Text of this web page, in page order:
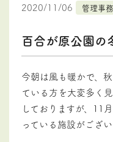
2020/11/06 管理事
百合が原公園の
今朝は風も暖かで、
ている方を大変多く
しておりますが、11
っている施設がござい